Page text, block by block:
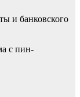
и банковского
с пин-